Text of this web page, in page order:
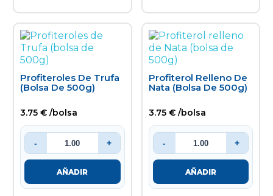
Profiteroles De Trufa
(bolsa De 500g)
3.75 € /bolsa
- +
AÑADIR
Profiterol Relleno De
Nata (bolsa De 500g)
3.75 € /bolsa
- +
AÑADIR